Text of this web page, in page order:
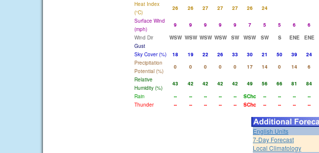
Heat Index
(°C)
26 26 27 27 27 26
24
Surface Wind
(mph)
9 9 9 9 9 7 5 5 6 6
Wind Dir
WSW WSW WSW WSW SW WSW SW S ENE ENE
Gust
Sky Cover (%)
18 19 22 26 33 30 21 50 39 24
Precipitation
Potential (%)
0 0 0 0 0 17 14 0 14 6
Relative
Humidity (%)
43 42 42 42 42 49 56 66 81 84
Rain
-- -- -- -- -- SChc -- -- -- --
Thunder
-- -- -- -- -- SChc -- -- -- --
English Units
7-Day Forecast
Local Climatology